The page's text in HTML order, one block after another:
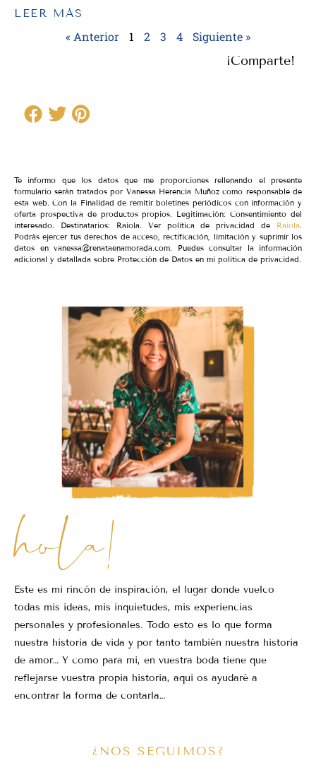
LEER MÁS
« Anterior 1 2 3 4 Siguiente »
¡Comparte!
Te informo que los datos que me proporciones rellenando el presente
formulario serán tratados por Vanessa Herencia Muñoz como responsable de
esta web. Con la Finalidad de remitir boletines periódicos con información y
oferta prospectiva de productos propios. Legitimación: Consentimiento del
interesado. Destinatarios: Raiola. Ver política de privacidad de Raiola.
Podrás ejercer tus derechos de acceso, rectificación, limitación y suprimir los
datos en vanessa@renataenamorada.com. Puedes consultar la información
adicional y detallada sobre Protección de Datos en mi política de privacidad.
hola!
Este es mi rincón de inspiración, el lugar donde vuelco
todas mis ideas, mis inquietudes, mis experiencias
personales y profesionales. Todo esto es lo que forma
nuestra historia de vida y por tanto también nuestra historia
de amor… Y como para mi, en vuestra boda tiene que
reflejarse vuestra propia historia, aquí os ayudaré a
encontrar la forma de contarla…
¿NOS SEGUIMOS?